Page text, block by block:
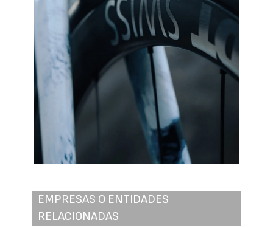
EMPRESAS O ENTIDADES
RELACIONADAS